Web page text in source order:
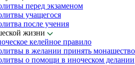
перед экзаменом
учащегося
после учения
жизни
келейное правило
в желании принять монашество
о помощи в иноческом делании